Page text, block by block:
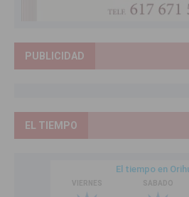
PUBLICIDAD
EL TIEMPO